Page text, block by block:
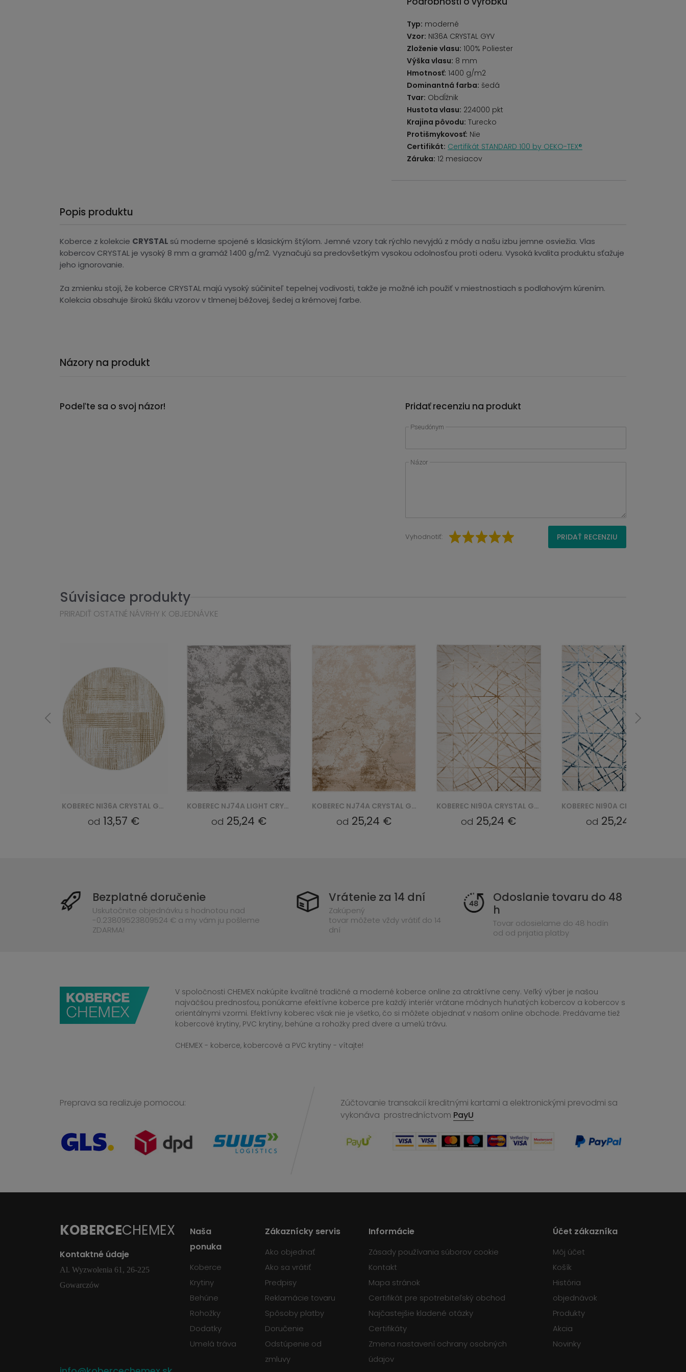
Typ: moderné
Vzor: NI36A CRYSTAL GYV
Zloženie vlasu: 100% Poliester
Výška vlasu: 8 mm
Hmotnosť: 1400 g/m2
Dominantná farba: šedá
Tvar: Obdĺžnik
Hustota vlasu: 224000 pkt
Krajina pôvodu: Turecko
Protišmykovosť: Nie
Certifikát: Certifikát STANDARD 100 by OEKO-TEX®
Záruka: 12 mesiacov
Popis produktu
Koberce z kolekcie CRYSTAL sú moderne spojené s klasickým štýlom. Jemné vzory tak rýchlo nevyjdú z módy a našu izbu jemne osviežia. Vlas
kobercov CRYSTAL je vysoký 8 mm a gramáž 1400 g/m2. Vyznačujú sa predovšetkým vysokou odolnosťou proti oderu. Vysoká kvalita produktu sťažuje
jeho ignorovanie.
Za zmienku stojí, že koberce CRYSTAL majú vysoký súčiniteľ tepelnej vodivosti, takže je možné ich použiť v miestnostiach s podlahovým kúrením.
Kolekcia obsahuje širokú škálu vzorov v tlmenej béžovej, šedej a krémovej farbe.
Názory na produkt
Podeľte sa o svoj názor! Pridať recenziu na produkt
Pseudónym
Názor
Vyhodnotiť: PRIDAŤ RECENZIU
Súvisiace produkty
PRIRADIŤ OSTATNÉ NÁVRHY K OBJEDNÁVKE
KOBEREC NJ74A LIGHT CRYSTAL HBB - SZARY
od 25,24 €
KOBEREC NJ74A CRYSTAL GYU - BRĄZOWY
od 25,24 €
KOBEREC NI90A CRYSTAL GYU - BEŻOWY
od 25,24 €
KOBEREC NI90A CRYSTAL GYU - NIEBIESKI
od 25,24 € od 25,24 €
Bezplatné doručenie
Uskutočnite objednávku s hodnotou nad
-0.23809523809524 € a my vám ju pošleme
ZDARMA!
Vrátenie za 14 dní
Zakúpený
tovar môžete vždy vrátiť do 14
dní
Odoslanie tovaru do 48
h
Tovar odosielame do 48 hodín
od od prijatia platby
V spoločnosti CHEMEX nakúpite kvalitné tradičné a moderné koberce online za atraktívne ceny. Veľký výber je našou
najväčšou prednosťou, ponúkame efektívne koberce pre každý interiér vrátane módnych huňatých kobercov a kobercov s
orientálnymi vzormi. Efektívny koberec však nie je všetko, čo si môžete objednať v našom online obchode. Predávame tiež
kobercové krytiny, PVC krytiny, behúne a rohožky pred dvere a umelú trávu.
CHEMEX - koberce, kobercové a PVC krytiny - vítajte!
Preprava sa realizuje pomocou:
Zúčtovanie transakcií kreditnými kartami a elektronickými prevodmi sa
vykonáva prostredníctvom PayU
KOBERCECHEMEX
Kontaktné údaje
Al. Wyzwolenia 61, 26-225
Gowarczów
Naša
ponuka
Koberce
Krytiny
Behúne
Rohožky
Dodatky
Umelá tráva
Zákaznícky servis
Ako objednať
Ako sa vrátiť
Predpisy
Reklamácie tovaru
Spôsoby platby
Doručenie
Odstúpenie od
zmluvy
Informácie
Zásady používania súborov cookie
Kontakt
Mapa stránok
Certifikát pre spotrebiteľský obchod
Najčastejšie kladené otázky
Certifikáty
Zmena nastavení ochrany osobných
údajov
Účet zákazníka
Môj účet
Košík
História
objednávok
Produkty
Akcia
Novinky